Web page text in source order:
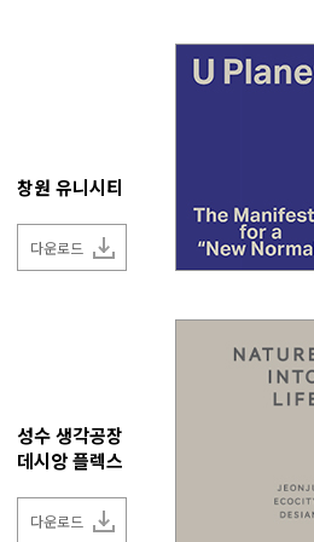
창원 유니시티
다운로드
성수 생각공장
데시앙 플렉스
다운로드